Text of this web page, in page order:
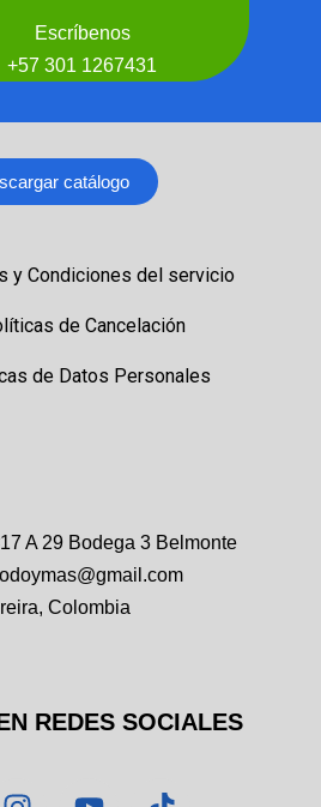
Escríbenos
+57 301 1267431
catálogo
y Condiciones del servicio
de Cancelación
de Datos Personales
A 29 Bodega 3 Belmonte
Colombia
REDES SOCIALES
I
Y
T